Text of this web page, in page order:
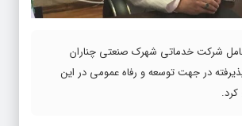
شرکت خدماتی شهرک صنعتی چناران
در جهت توسعه و رفاه عمومی در این